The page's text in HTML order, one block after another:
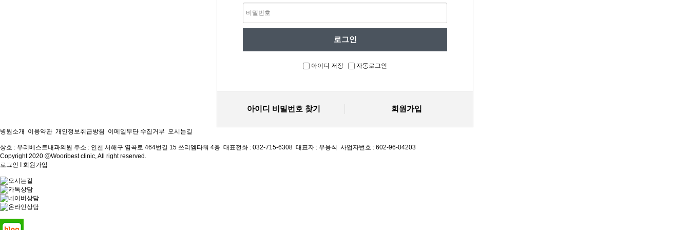
아이디 저장 자동로그인
아이디 비밀번호 찾기 회원가입
병원소개 이용약관 개인정보취급방침 이메일무단 수집거부 오시는길
상호 : 우리베스트내과의원 주소 : 인천 서해구 염곡로 464번길 15 쓰리엠타워 4층 대표전화 : 032-715-6308 대표자 : 우용식 사업자번호 : 602-96-04203
Copyright 2020 ⓒWooribest clinic, All right reserved.
로그인
회원가입